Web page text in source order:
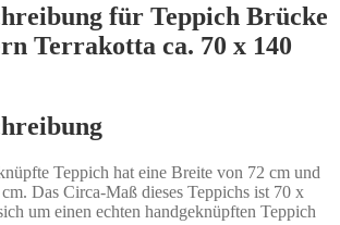
für Teppich Brücke
Terrakotta ca. 70 x 140
Teppich hat eine Breite von 72 cm und
Das Circa-Maß dieses Teppichs ist 70 x
um einen echten handgeknüpften Teppich